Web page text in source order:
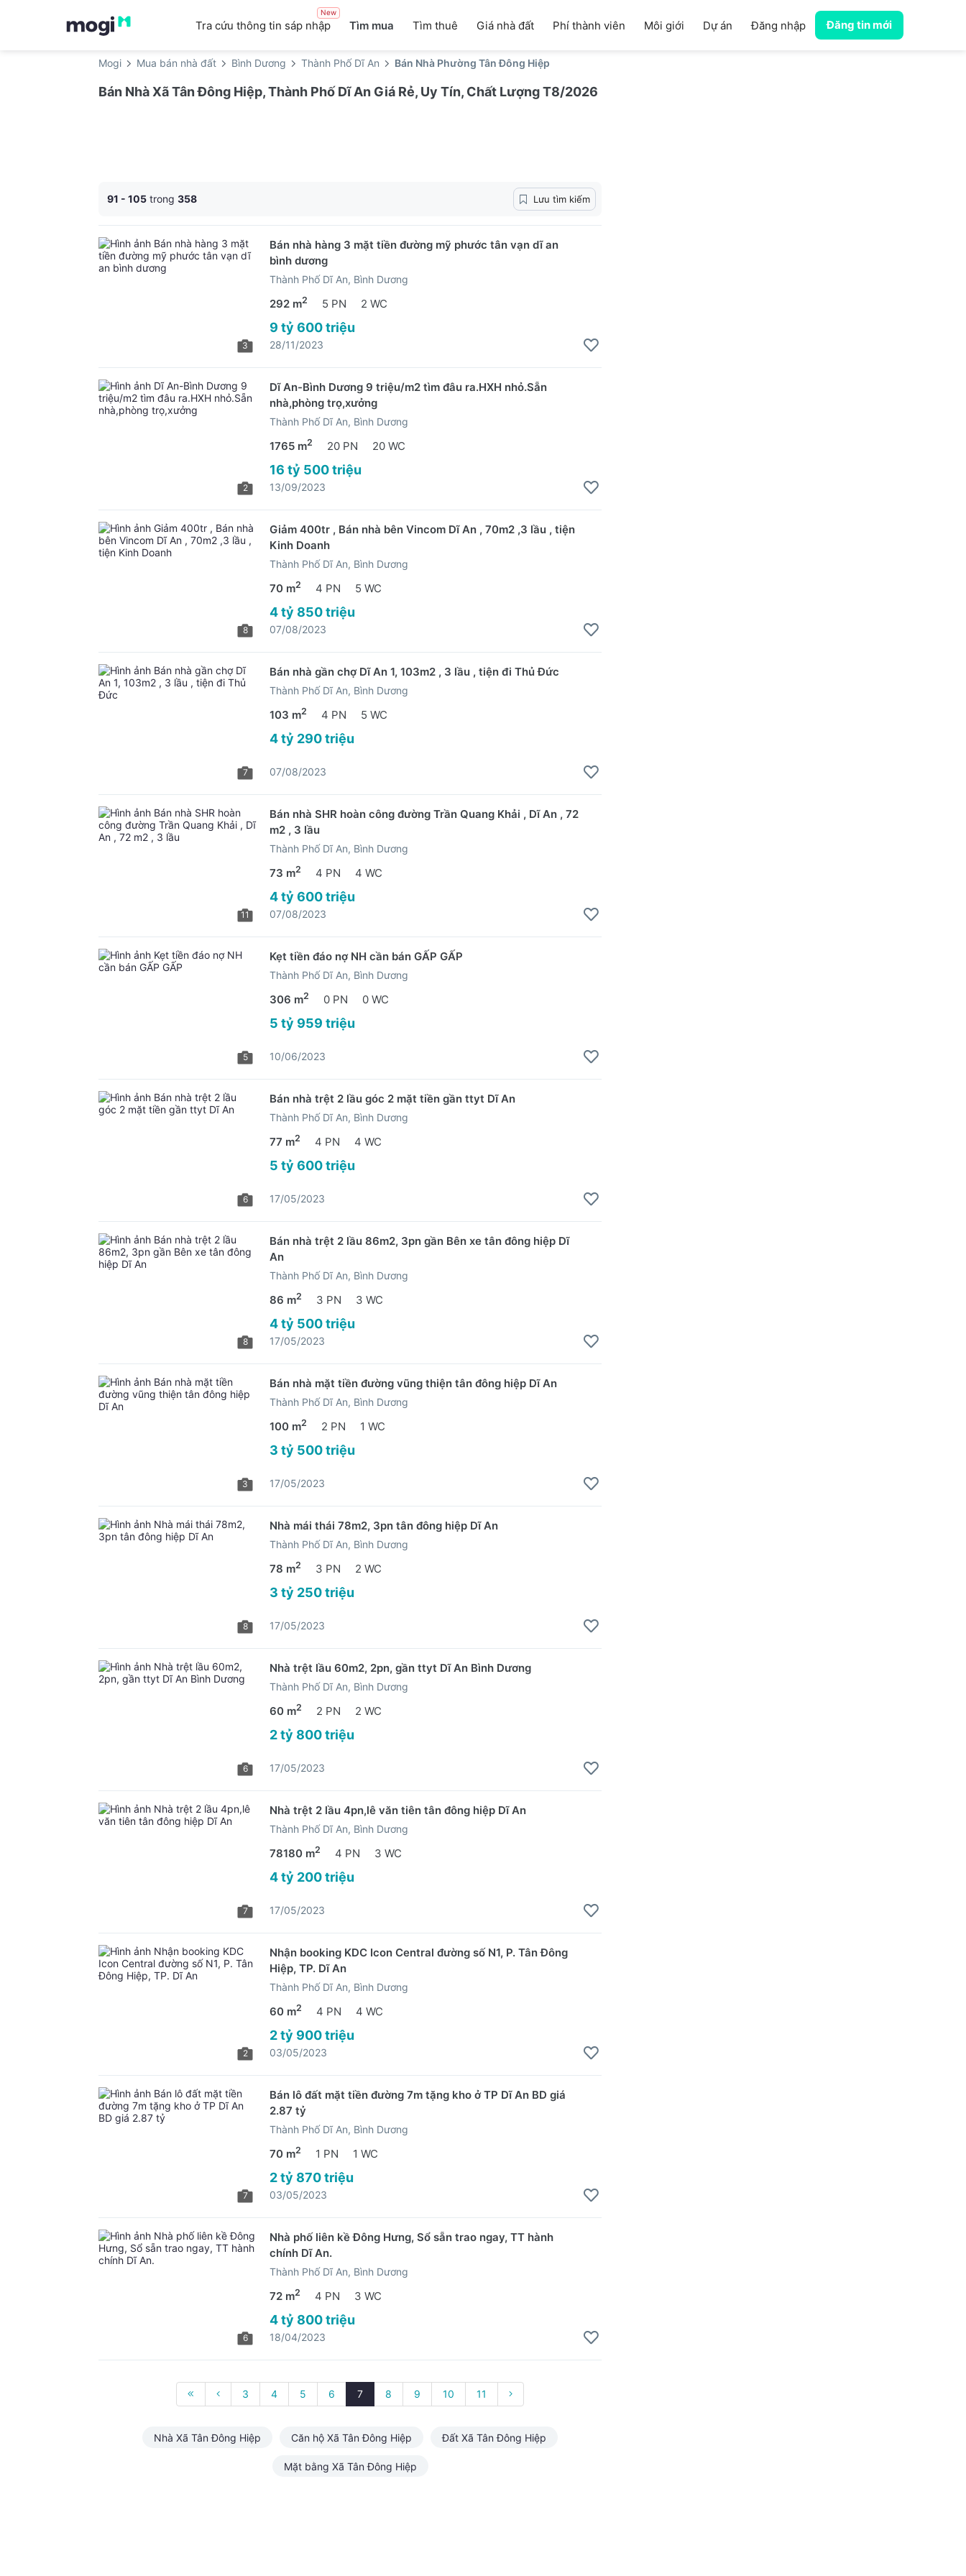
Tra cứu thông tin sáp nhập
New
Tìm mua Tìm thuê Giá nhà đất Phí thành viên Môi giới Dự án Đăng nhập Đăng tin mới
Mogi Mua bán nhà đất Bình Dương Thành Phố Dĩ An Bán Nhà Phường Tân Đông Hiệp
Bán Nhà Xã Tân Đông Hiệp, Thành Phố Dĩ An Giá Rẻ, Uy Tín, Chất Lượng T8/2026
91 - 105 trong 358 Lưu tìm kiếm
3
Bán nhà hàng 3 mặt tiền đường mỹ phước tân vạn dĩ an
bình dương
Thành Phố Dĩ An, Bình Dương
292 m2 5 PN 2 WC
9 tỷ 600 triệu
28/11/2023
2
Dĩ An-Bình Dương 9 triệu/m2 tìm đâu ra.HXH nhỏ.Sẵn
nhà,phòng trọ,xưởng
Thành Phố Dĩ An, Bình Dương
1765 m2 20 PN 20 WC
16 tỷ 500 triệu
13/09/2023
8
Giảm 400tr , Bán nhà bên Vincom Dĩ An , 70m2 ,3 lầu , tiện
Kinh Doanh
Thành Phố Dĩ An, Bình Dương
70 m2 4 PN 5 WC
4 tỷ 850 triệu
07/08/2023
7
Bán nhà gần chợ Dĩ An 1, 103m2 , 3 lầu , tiện đi Thủ Đức
Thành Phố Dĩ An, Bình Dương
103 m2 4 PN 5 WC
4 tỷ 290 triệu
07/08/2023
11
Bán nhà SHR hoàn công đường Trần Quang Khải , Dĩ An , 72
m2 , 3 lầu
Thành Phố Dĩ An, Bình Dương
73 m2 4 PN 4 WC
4 tỷ 600 triệu
07/08/2023
5
Kẹt tiền đáo nợ NH cần bán GẤP GẤP
Thành Phố Dĩ An, Bình Dương
306 m2 0 PN 0 WC
5 tỷ 959 triệu
10/06/2023
6
Bán nhà trệt 2 lầu góc 2 mặt tiền gần ttyt Dĩ An
Thành Phố Dĩ An, Bình Dương
77 m2 4 PN 4 WC
5 tỷ 600 triệu
17/05/2023
8
Bán nhà trệt 2 lầu 86m2, 3pn gần Bên xe tân đông hiệp Dĩ
An
Thành Phố Dĩ An, Bình Dương
86 m2 3 PN 3 WC
4 tỷ 500 triệu
17/05/2023
3
Bán nhà mặt tiền đường vũng thiện tân đông hiệp Dĩ An
Thành Phố Dĩ An, Bình Dương
100 m2 2 PN 1 WC
3 tỷ 500 triệu
17/05/2023
8
Nhà mái thái 78m2, 3pn tân đông hiệp Dĩ An
Thành Phố Dĩ An, Bình Dương
78 m2 3 PN 2 WC
3 tỷ 250 triệu
17/05/2023
6
Nhà trệt lầu 60m2, 2pn, gần ttyt Dĩ An Bình Dương
Thành Phố Dĩ An, Bình Dương
60 m2 2 PN 2 WC
2 tỷ 800 triệu
17/05/2023
7
Nhà trệt 2 lầu 4pn,lê văn tiên tân đông hiệp Dĩ An
Thành Phố Dĩ An, Bình Dương
78180 m2 4 PN 3 WC
4 tỷ 200 triệu
17/05/2023
2
Nhận booking KDC Icon Central đường số N1, P. Tân Đông
Hiệp, TP. Dĩ An
Thành Phố Dĩ An, Bình Dương
60 m2 4 PN 4 WC
2 tỷ 900 triệu
03/05/2023
7
Bán lô đất mặt tiền đường 7m tặng kho ở TP Dĩ An BD giá
2.87 tỷ
Thành Phố Dĩ An, Bình Dương
70 m2 1 PN 1 WC
2 tỷ 870 triệu
03/05/2023
6
Nhà phố liên kề Đông Hưng, Sổ sẵn trao ngay, TT hành
chính Dĩ An.
Thành Phố Dĩ An, Bình Dương
72 m2 4 PN 3 WC
4 tỷ 800 triệu
18/04/2023
3 4 5 6 7 8 9 10 11
Nhà Xã Tân Đông Hiệp Căn hộ Xã Tân Đông Hiệp Đất Xã Tân Đông Hiệp
Mặt bằng Xã Tân Đông Hiệp